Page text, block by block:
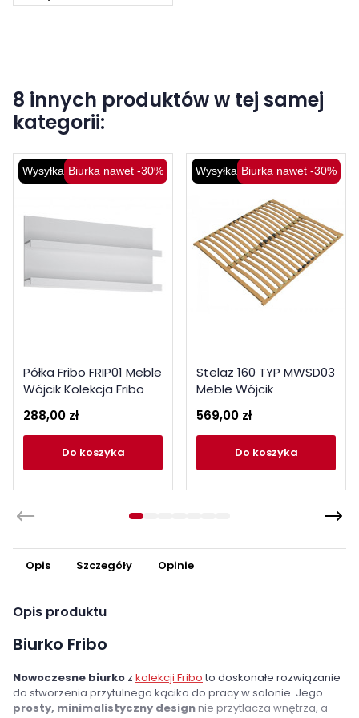
8 innych produktów w tej samej
kategorii:
Wysyłka 48HBiurka nawet -30%
Półka Fribo FRIP01 Meble
Wójcik Kolekcja Fribo
288,00 zł
do koszyka
Wysyłka 48HBiurka nawet -30%
Stelaż 160 TYP MWSD03
Meble Wójcik
569,00 zł
do koszyka
Opis Szczegóły Opinie
Opis produktu
Biurko Fribo
Nowoczesne biurko z kolekcji Fribo to doskonałe rozwiązanie
do stworzenia przytulnego kącika do pracy w salonie. Jego
prosty, minimalistyczny designnie przytłacza wnętrza, a